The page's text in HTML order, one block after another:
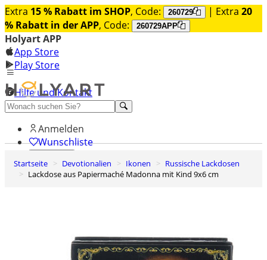
Extra 15 % Rabatt im SHOP, Code: 260729 | Extra 20
% Rabatt in der APP, Code: 260729APP
Holyart APP
App Store
Play Store
Hilfe und Kontakt
Entdecken Sie Premium
Anmelden
Wunschliste
0
Warenkorb
Startseite Devotionalien Ikonen
Russische Lackdosen
Lackdose aus Papiermaché Madonna mit Kind 9x6 cm